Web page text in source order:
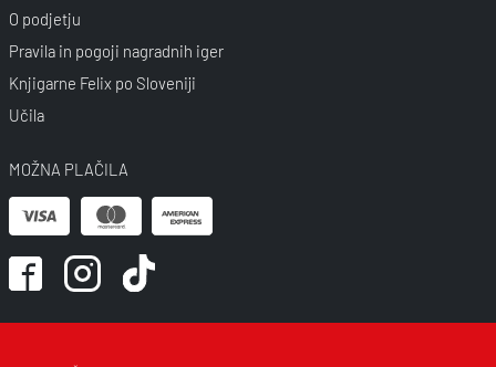
O podjetju
Pravila in pogoji nagradnih iger
Knjigarne Felix po Sloveniji
Učila
MOŽNA PLAČILA